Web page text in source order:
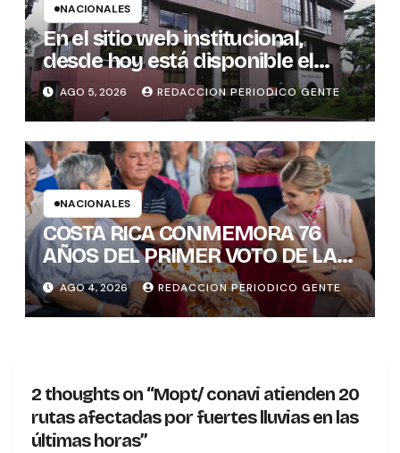
NACIONALES
En el sitio web institucional,
desde hoy está disponible el
sistema “Matrimonio en Línea”
para los notarios del país
AGO 5, 2026 REDACCION PERIODICO GENTE
NACIONALES
COSTA RICA CONMEMORA 76
AÑOS DEL PRIMER VOTO DE LAS
MUJERES , INAMU BRINDA
HOMENAJE A UNA DE LAS
PRIMERAS MUJERES VOTANTES
AGO 4, 2026 REDACCION PERIODICO GENTE
2 thoughts on “Mopt/ conavi atienden 20
rutas afectadas por fuertes lluvias en las
últimas horas”